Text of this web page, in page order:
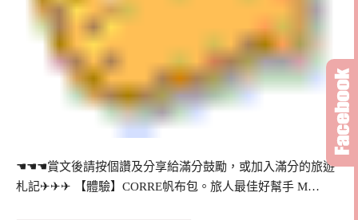
☚☚☚賞文後請按個讚及分享給滿分鼓勵，或加入滿分的旅遊
札記✈✈✈ 【體驗】CORRE帆布包。旅人最佳好幫手 M…